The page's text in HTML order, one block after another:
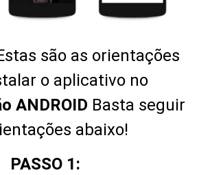
são as orientações
o aplicativo no
ANDROID Basta seguir
abaixo!
PASSO 1: